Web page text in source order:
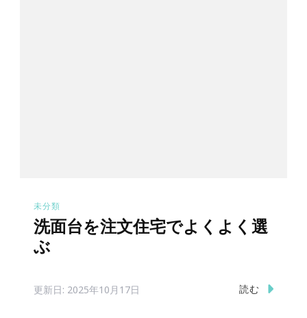
未分類
洗面台を注文住宅でよくよく選
ぶ
更新日: 2025年10月17日 読む